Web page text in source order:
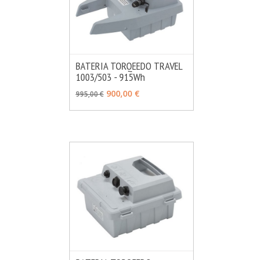
AÑADIR
BATERIA TORQEEDO TRAVEL
1003/503 - 915Wh
995,00 € 900,00 €